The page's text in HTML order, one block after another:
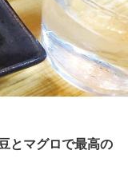
とマグロで最高の